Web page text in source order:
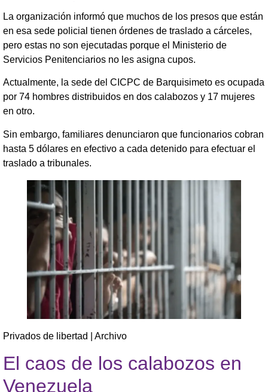
La organización informó que muchos de los presos que están
en esa sede policial tienen órdenes de traslado a cárceles,
pero estas no son ejecutadas porque el Ministerio de
Servicios Penitenciarios no les asigna cupos.
Actualmente, la sede del CICPC de Barquisimeto es ocupada
por 74 hombres distribuidos en dos calabozos y 17 mujeres
en otro.
Sin embargo, familiares denunciaron que funcionarios cobran
hasta 5 dólares en efectivo a cada detenido para efectuar el
traslado a tribunales.
Privados de libertad | Archivo
El caos de los calabozos en
Venezuela